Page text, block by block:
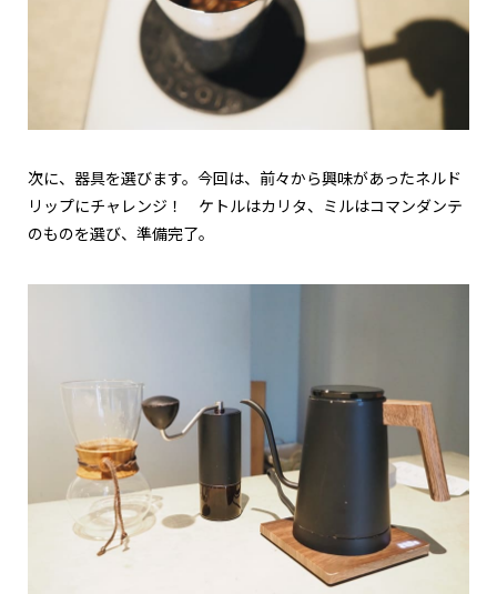
次に、器具を選びます。今回は、前々から興味があったネルド
リップにチャレンジ！ ケトルはカリタ、ミルはコマンダンテ
のものを選び、準備完了。